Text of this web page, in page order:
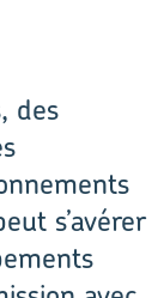
des
s’avérer